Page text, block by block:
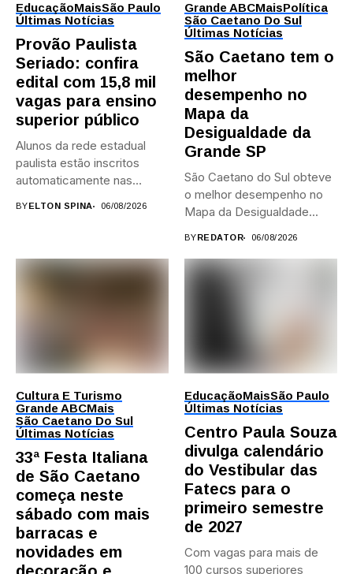
EducaçãoMaisSão Paulo
Últimas Notícias
Provão Paulista
Seriado: confira
edital com 15,8 mil
vagas para ensino
superior público
Alunos da rede estadual
paulista estão inscritos
automaticamente nas
BYELTON SPINA 06/08/2026
Grande ABCMaisPolítica
São Caetano Do Sul
Últimas Notícias
São Caetano tem o
melhor
desempenho no
Mapa da
Desigualdade da
Grande SP
São Caetano do Sul obteve
o melhor desempenho no
Mapa da Desigualdade...
BYREDATOR 06/08/2026
Cultura E Turismo
Grande ABCMais
São Caetano Do Sul
Últimas Notícias
33ª Festa Italiana
de São Caetano
começa neste
sábado com mais
barracas e
novidades em
decoração e
EducaçãoMaisSão Paulo
Últimas Notícias
Centro Paula Souza
divulga calendário
do Vestibular das
Fatecs para o
primeiro semestre
de 2027
Com vagas para mais de
100 cursos superiores